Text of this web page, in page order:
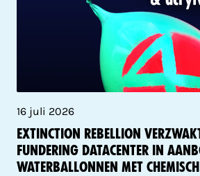
16 juli 2026
Extinction Rebellion
fundering datacenter in
waterballonnen met